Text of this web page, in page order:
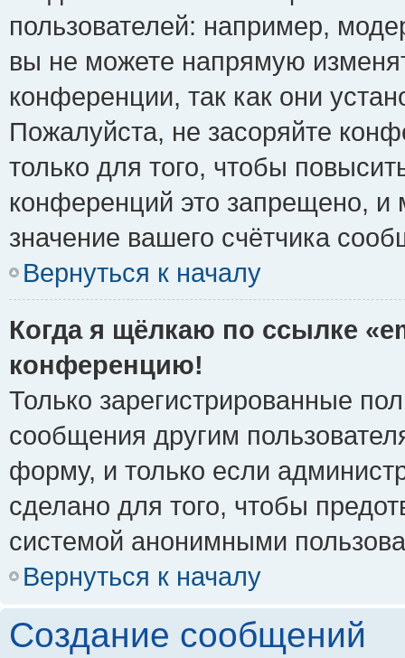
пользователей: например,
вы не можете напрямую
конференции, так как они
Пожалуйста, не засоряйте
только для того, чтобы
конференций это запрещено, и
значение вашего счётчика
Вернуться к началу
Когда я щёлкаю по ссылке
конференцию!
Только зарегистрированные
сообщения другим
форму, и только если
сделано для того, чтобы
системой анонимными
Вернуться к началу
Создание сообщений